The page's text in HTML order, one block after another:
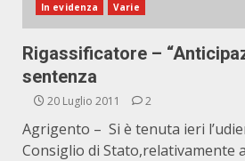
In evidenza Varie
Rigassificatore –
sentenza
20 Luglio 2011 2
Agrigento – Si è tenuta ieri
Consiglio di Stato,relativamente